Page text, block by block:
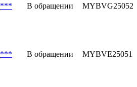
*** В обращении
*** В обращении